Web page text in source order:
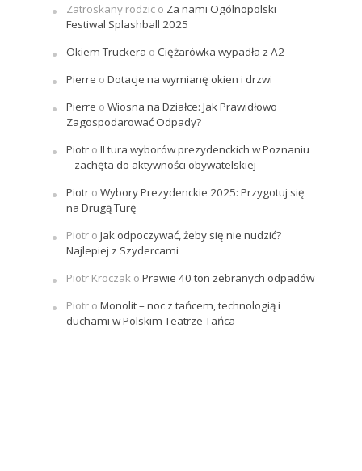
Zatroskany rodzico Za nami Ogólnopolski
Festiwal Splashball 2025
Okiem Truckera o Ciężarówka wypadła z A2
Pierre o Dotacje na wymianę okien i drzwi
Pierre o Wiosna na Działce: Jak Prawidłowo
Zagospodarować Odpady?
Piotro II tura wyborów prezydenckich w Poznaniu
– zachęta do aktywności obywatelskiej
Piotro Wybory Prezydenckie 2025: Przygotuj się
na Drugą Turę
Piotro Jak odpoczywać, żeby się nie nudzić?
Najlepiej z Szydercami
Piotr Kroczako Prawie 40 ton zebranych odpadów
Piotro Monolit – noc z tańcem, technologią i
duchami w Polskim Teatrze Tańca